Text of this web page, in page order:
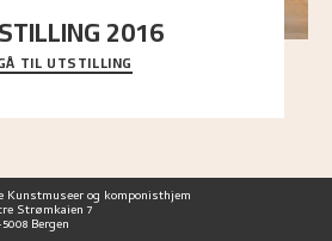
2016
oversikt over Nikolai Astrups
i 1900 og frem til i dag.
TIL UTSTILLING
Kunstmuseer og komponisthjem
Strømkaien 7
Bergen